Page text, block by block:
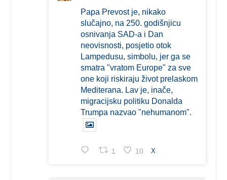
Papa Prevost je, nikako
slučajno, na 250. godišnjicu
osnivanja SAD-a i Dan
neovisnosti, posjetio otok
Lampedusu, simbolu, jer ga se
smatra "vratom Europe" za sve
one koji riskiraju život prelaskom
Mediterana. Lav je, inače,
migracijsku politiku Donalda
Trumpa nazvao "nehumanom".
1 10 X